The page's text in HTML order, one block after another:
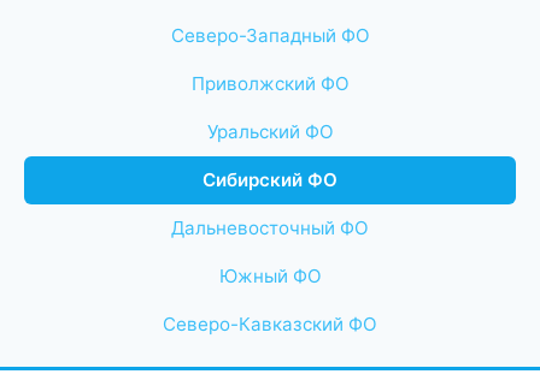
Северо-Западный ФО
Приволжский ФО
Уральский ФО
Сибирский ФО
Дальневосточный ФО
Южный ФО
Северо-Кавказский ФО